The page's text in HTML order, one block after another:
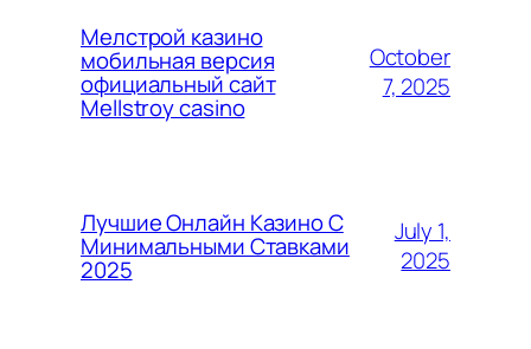
Мелстрой казино
мобильная версия
официальный сайт
Mellstroy casino
October
7, 2025
Лучшие Онлайн Казино С
Минимальными Ставками
2025
July 1,
2025